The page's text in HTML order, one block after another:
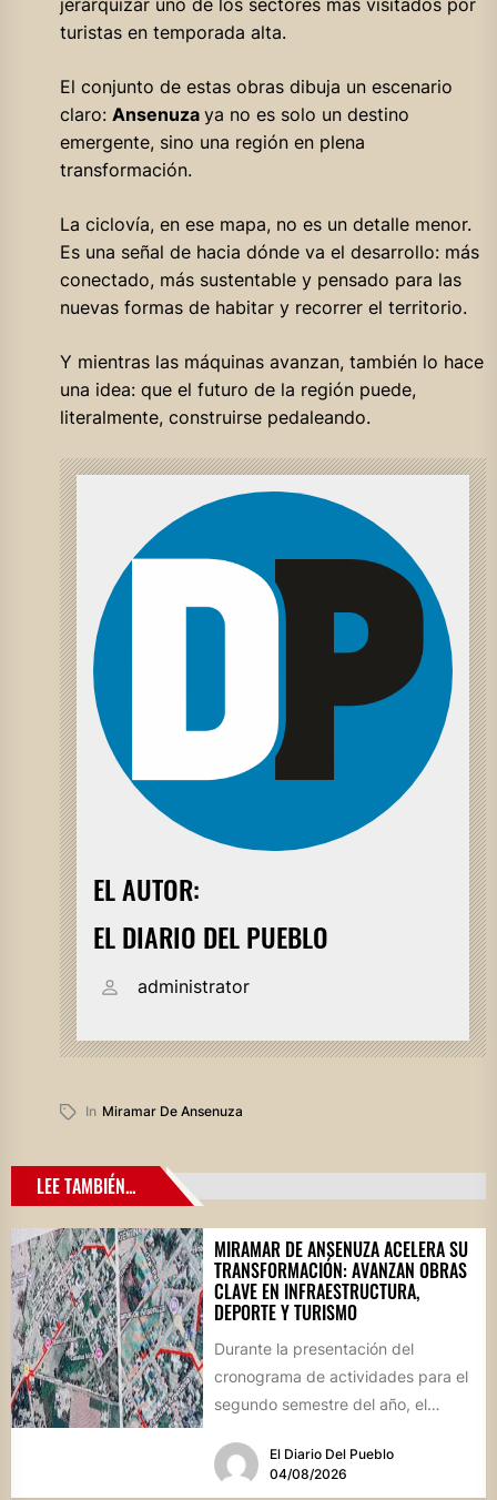
turistas en temporada alta.
El conjunto de estas obras dibuja un escenario
claro: Ansenuza ya no es solo un destino
emergente, sino una región en plena
transformación.
La ciclovía, en ese mapa, no es un detalle menor.
Es una señal de hacia dónde va el desarrollo: más
conectado, más sustentable y pensado para las
nuevas formas de habitar y recorrer el territorio.
Y mientras las máquinas avanzan, también lo hace
una idea: que el futuro de la región puede,
literalmente, construirse pedaleando.
EL AUTOR:
EL DIARIO DEL PUEBLO
administrator
In Miramar De Ansenuza
LEE TAMBIÉN...
MIRAMAR DE ANSENUZA ACELERA SU
TRANSFORMACIÓN: AVANZAN OBRAS
CLAVE EN INFRAESTRUCTURA,
DEPORTE Y TURISMO
Durante la presentación del
cronograma de actividades para el
segundo semestre del año, el
el estado...El Diario Del Pueblo
04/08/2026